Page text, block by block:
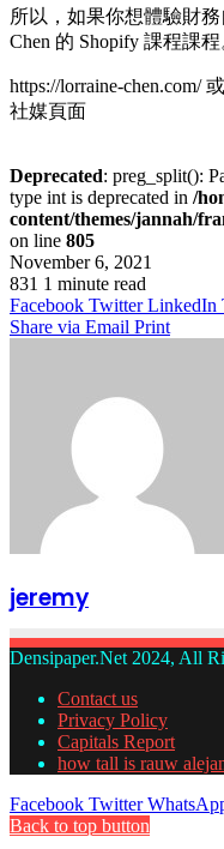
所以，如果你想體驗財
Chen 的 Shopify 課程課程
https://lorraine-chen.com/
社媒頁面
Deprecated: preg_split():
type int is deprecated in /
content/themes/jannah/
on line 805
November 6, 2021
831 1 minute read
Facebook Twitter LinkedIn
Share via Email Print
jeremy
Densipaper.Net 2024, All
Contact us
Privacy Policy
Capitals Report
how tall is rauw
Facebook Twitter
Back to top button